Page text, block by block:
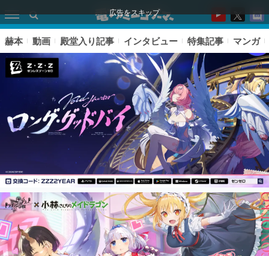
広告をスキップ
ピックアップ
電ファミのいま読まれている記事ランキング
赫本 動画 殿堂入り記事 インタビュー 特集記事 マンガ